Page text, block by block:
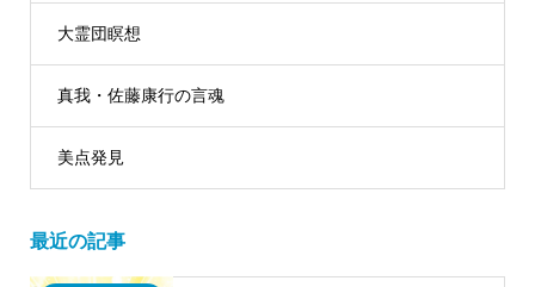
大霊団瞑想
真我・佐藤康行の言魂
美点発見
最近の記事